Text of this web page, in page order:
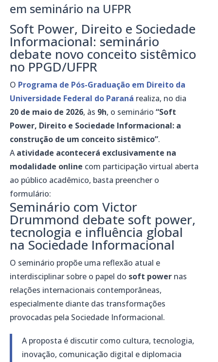
em seminário na UFPR
Soft Power, Direito e Sociedade
Informacional: seminário
debate novo conceito sistêmico
no PPGD/UFPR
O Programa de Pós-Graduação em Direito da
Universidade Federal do Paraná realiza, no dia
20 de maio de 2026, às 9h, o seminário “Soft
Power, Direito e Sociedade Informacional: a
construção de um conceito sistêmico”.
Aatividade acontecerá exclusivamente na
modalidade online com participação virtual aberta
ao público acadêmico, basta preencher o
formulário:
Seminário com Victor
Drummond debate soft power,
tecnologia e influência global
na Sociedade Informacional
O seminário propõe uma reflexão atual e
interdisciplinar sobre o papel do soft power nas
relações internacionais contemporâneas,
especialmente diante das transformações
provocadas pela Sociedade Informacional.
A proposta é discutir como cultura, tecnologia,
inovação, comunicação digital e diplomacia